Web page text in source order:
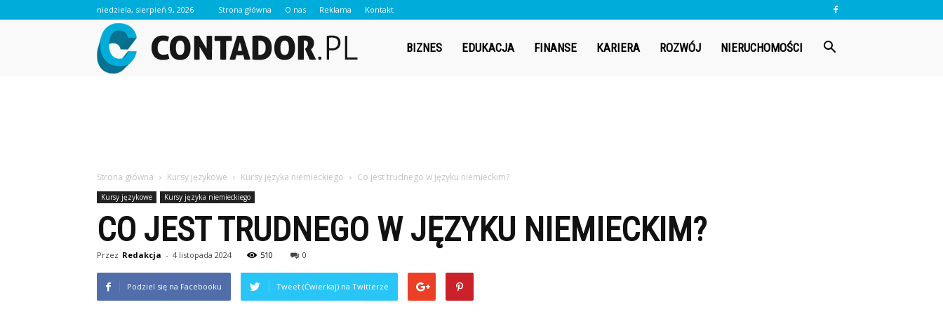
niedziela, sierpień 9, 2026 Strona główna O nas Reklama Kontakt
Contador.plBIZNES EDUKACJA FINANSE KARIERA ROZWÓJ NIERUCHOMOŚCI
Strona główna Kursy językowe Kursy języka niemieckiego Co jest trudnego w języku niemieckim?
Kursy językowe Kursy języka niemieckiego
CO JEST TRUDNEGO W JĘZYKU NIEMIECKIM?
Przez Redakcja - 4 listopada 2024 510 0
Podziel się na Facebooku Tweet (Ćwierkaj) na Twitterze